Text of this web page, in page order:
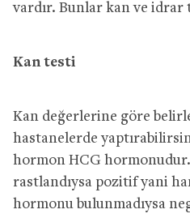
vardır. Bunlar kan ve
Kan testi
Kan değerlerine göre
hastanelerde
hormon HCG hormonudur.
rastlandıysa pozitif yani
hormonu bulunmadıysa